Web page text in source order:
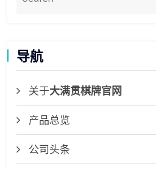
导航
关于大满贯棋牌官网
产品总览
公司头条